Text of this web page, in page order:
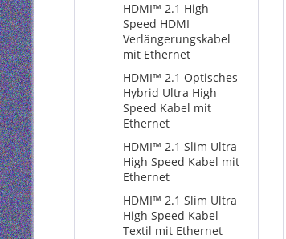
HDMI™ 2.1 High
Speed HDMI
Verlängerungskabel
mit Ethernet
HDMI™ 2.1 Optisches
Hybrid Ultra High
Speed Kabel mit
Ethernet
HDMI™ 2.1 Slim Ultra
High Speed Kabel mit
Ethernet
HDMI™ 2.1 Slim Ultra
High Speed Kabel
Textil mit Ethernet